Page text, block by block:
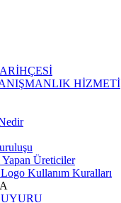
HİZMETİ
Üreticiler
Kullanım Kuralları